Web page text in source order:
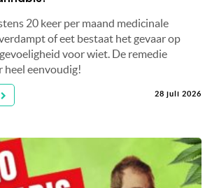
20 keer per maand medicinale
of eet bestaat het gevaar op
voor wiet. De remedie
heel eenvoudig!
28 juli 2026